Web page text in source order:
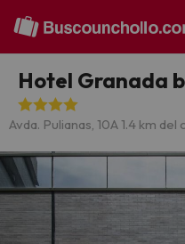
Hotel Granada
Avda. Pulianas, 10A 1.4 km